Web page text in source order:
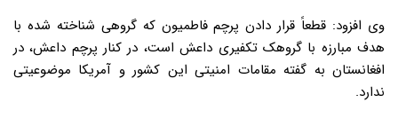
وی افزود: قطعاً قرار دادن پرچم فاطمیون که گروهی شناخته شده با
هدف مبارزه با گروهک تکفیری داعش است، در کنار پرچم داعش، در
افغانستان به گفته مقامات امنیتی این کشور و آمریکا موضوعیتی
ندارد.